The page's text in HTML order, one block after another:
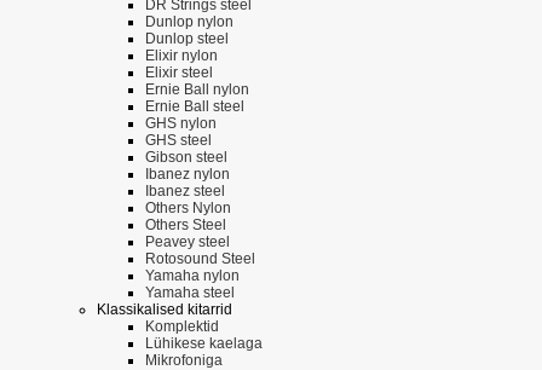
DR Strings steel
Dunlop nylon
Dunlop steel
Elixir nylon
Elixir steel
Ernie Ball nylon
Ernie Ball steel
GHS nylon
GHS steel
Gibson steel
Ibanez nylon
Ibanez steel
Others Nylon
Others Steel
Peavey steel
Rotosound Steel
Yamaha nylon
Yamaha steel
Klassikalised kitarrid
Komplektid
Lühikese kaelaga
Mikrofoniga